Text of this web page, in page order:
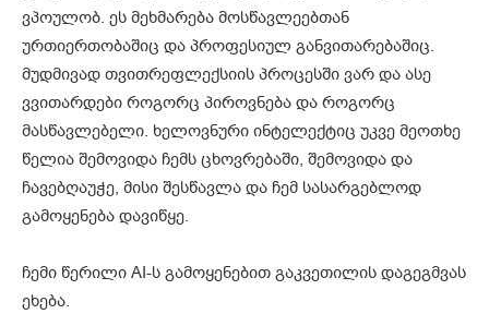
ვპოულობ. ეს მეხმარება მოსწავლეებთან
ურთიერთობაშიც და პროფესიულ განვითარებაშიც.
მუდმივად თვითრეფლექსიის პროცესში ვარ და ასე
ვვითარდები როგორც პიროვნება და როგორც
მასწავლებელი. ხელოვნური ინტელექტიც უკვე მეოთხე
წელია შემოვიდა ჩემს ცხოვრებაში, შემოვიდა და
ჩავებღაუჭე, მისი შესწავლა და ჩემ სასარგებლოდ
გამოყენება დავიწყე.
ჩემი წერილი AI-ს გამოყენებით გაკვეთილის დაგეგმვას
ეხება.